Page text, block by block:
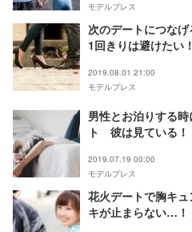
モデルプレス
次のデートにつな
1回きりは避けたい！
2019.08.01 21:00
モデルプレス
男性とお泊りする
ト 彼は見ている！
2019.07.19 00:00
モデルプレス
花火デートで胸キ
キが止まらない…！